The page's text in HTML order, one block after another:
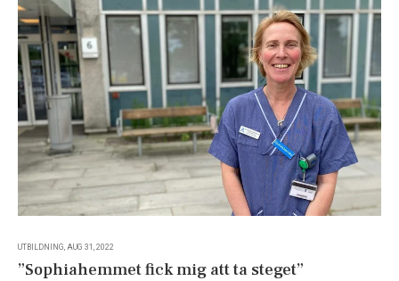
UTBILDNING, AUG 31, 2022
”Sophiahemmet fick mig att ta steget”